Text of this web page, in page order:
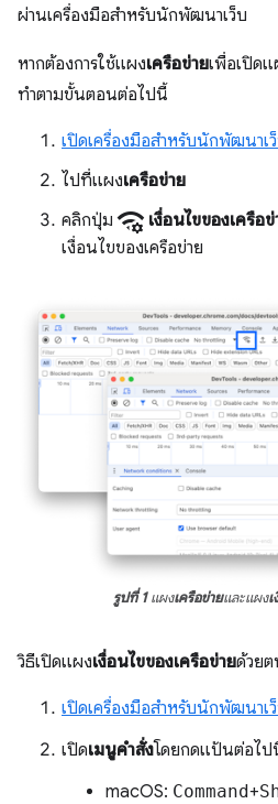
ผ่านเครื่องมือสำหรับนักพัฒนาเว็บ
หากต้องการใช้แผงเครือข่ายเพื่อเปิดแ
ทําตามขั้นตอนต่อไปนี้
เปิดเครื่องมือสำหรับนักพัฒนาเ
ไปที่แผงเครือข่าย
คลิกปุ่มnetwork_manage เงื่อนไขของเครือ
เงื่อนไขของเครือข่าย
รูปที่ 1แผงเครือข่ายและแผงเ
วิธีเปิดแผงเงื่อนไขของเครือข่ายด้วยต
เปิดเครื่องมือสำหรับนักพัฒนาเ
เปิดเมนูคำสั่งโดยกดแป้นต่อไป
macOS: Command+